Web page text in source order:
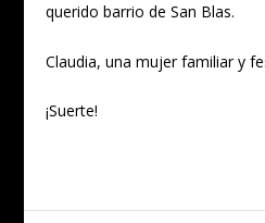
querido barrio de San Blas.
Claudia, una mujer familiar y
¡Suerte!